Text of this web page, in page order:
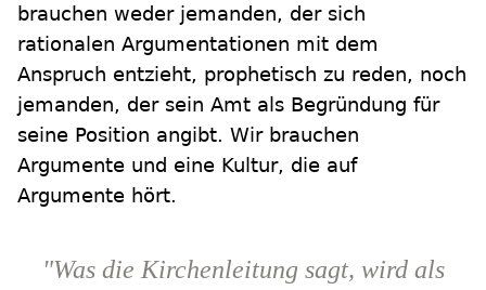
brauchen weder jemanden, der sich
rationalen Argumentationen mit dem
Anspruch entzieht, prophetisch zu reden, noch
jemanden, der sein Amt als Begründung für
seine Position angibt. Wir brauchen
Argumente und eine Kultur, die auf
Argumente hört.
"Was die Kirchenleitung sagt, wird als